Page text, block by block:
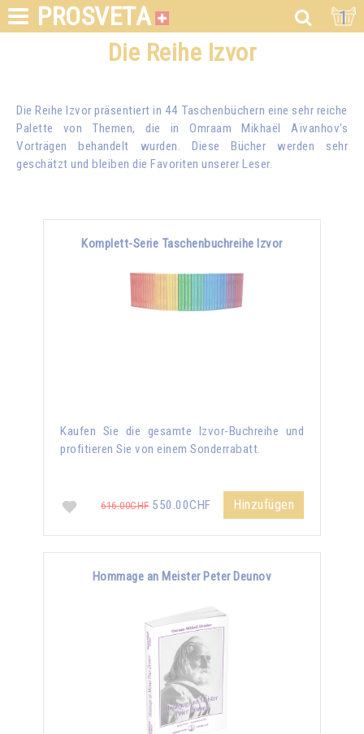
PROSVETA 1
Die Reihe Izvor
Die Reihe Izvor präsentiert in 44 Taschenbüchern eine sehr reiche
Palette von Themen, die inOmraam Mikhaël Aïvanhov's
Vorträgen behandelt wurden. Diese Bücher werden sehr
geschätzt und bleiben die Favoriten unserer Leser.
Komplett-Serie Taschenbuchreihe Izvor
Kaufen Sie die gesamte Izvor-Buchreihe und
profitieren Sie von einem Sonderrabatt.
616.00CHF550.00CHF Hinzufügen
Hommage an Meister Peter Deunov